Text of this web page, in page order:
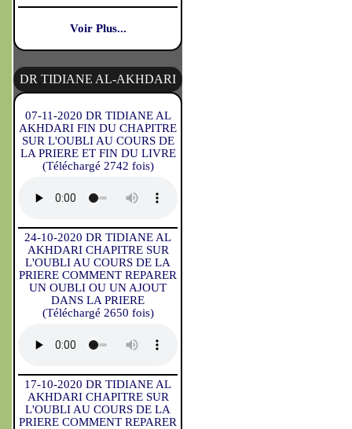
Voir Plus...
DR TIDIANE AL-AKHDARI
07-11-2020 DR TIDIANE AL
AKHDARI FIN DU CHAPITRE
SUR L'OUBLI AU COURS DE
LA PRIERE ET FIN DU LIVRE
(Téléchargé 2742 fois)
24-10-2020 DR TIDIANE AL
AKHDARI CHAPITRE SUR
L'OUBLI AU COURS DE LA
PRIERE COMMENT REPARER
UN OUBLI OU UN AJOUT
DANS LA PRIERE
(Téléchargé 2650 fois)
17-10-2020 DR TIDIANE AL
AKHDARI CHAPITRE SUR
L'OUBLI AU COURS DE LA
PRIERE COMMENT REPARER